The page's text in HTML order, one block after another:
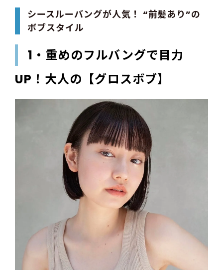
シースルーバングが人気！ “前髪あり”の
ボブスタイル
1・重めのフルバングで目力
UP！大人の【グロスボブ】